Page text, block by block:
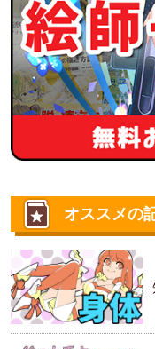
オススメの